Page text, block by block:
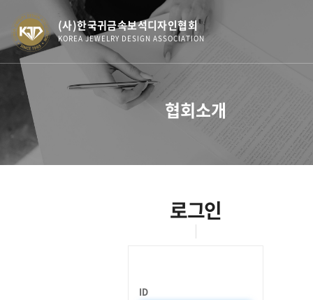
(사)한국귀금속보석디자인협회
KOREA JEWELRY DESIGN ASSOCIATION
협회소개
로그인
ID